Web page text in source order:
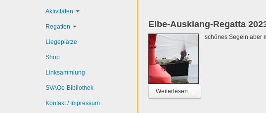
Elbe-Ausklang-Regatta
schönes Segeln aber
Weiterlesen ...
Aktivitäten
Regatten
Liegeplätze
Shop
Linksammlung
SVAOe-Bibliothek
Kontakt / Impressum